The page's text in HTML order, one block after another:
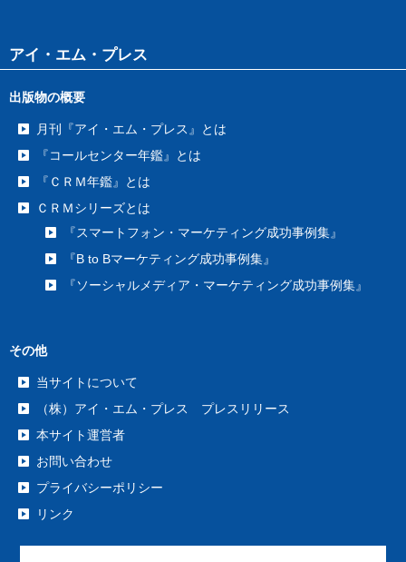
アイ・エム・プレス
出版物の概要
月刊『アイ・エム・プレス』とは
『コールセンター年鑑』とは
『ＣＲＭ年鑑』とは
ＣＲＭシリーズとは
『スマートフォン・マーケティング成功事例集』
『B to Bマーケティング成功事例集』
『ソーシャルメディア・マーケティング成功事例集』
その他
当サイトについて
（株）アイ・エム・プレス プレスリリース
本サイト運営者
お問い合わせ
プライバシーポリシー
リンク